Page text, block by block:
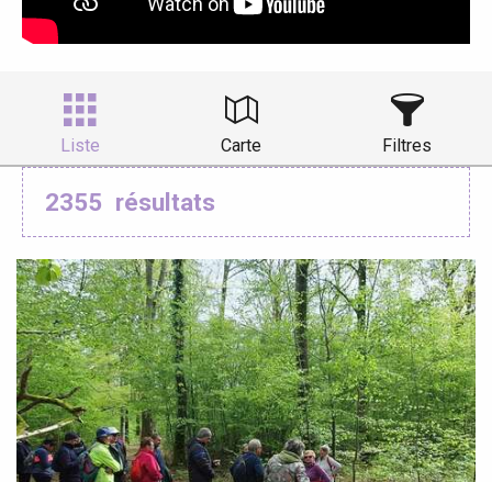
Liste Carte Filtres
2355 résultats